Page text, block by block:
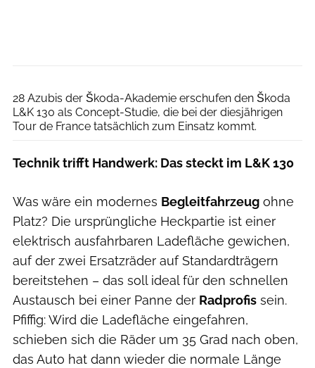
28 Azubis der Škoda-Akademie erschufen den Škoda
L&K 130 als Concept-Studie, die bei der diesjährigen
Tour de France tatsächlich zum Einsatz kommt.
Technik trifft Handwerk: Das steckt im L&K 130
Was wäre ein modernes Begleitfahrzeug ohne
Platz? Die ursprüngliche Heckpartie ist einer
elektrisch ausfahrbaren Ladefläche gewichen,
auf der zwei Ersatzräder auf Standardträgern
bereitstehen – das soll ideal für den schnellen
Austausch bei einer Panne der Radprofis sein.
Pfiffig: Wird die Ladefläche eingefahren,
schieben sich die Räder um 35 Grad nach oben,
das Auto hat dann wieder die normale Länge